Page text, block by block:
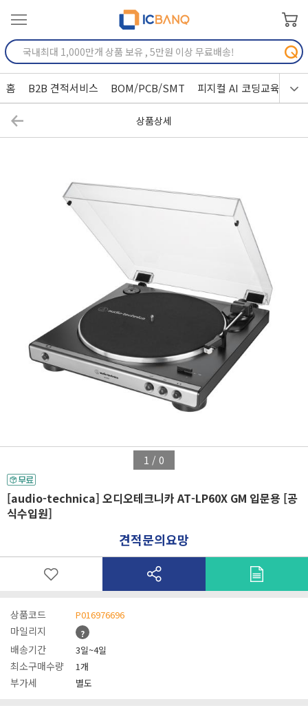
홈 B2B 견적서비스 BOM/PCB/SMT 피지컬 AI 코딩교육
상품상세
1 / 0
[audio-technica] 오디오테크니카 AT-LP60X GM 입문용 [공
식수입원]
견적문의요망
상품코드 P016976696
마일리지 ?
배송기간 3일~4일
최소구매수량 1개
부가세 별도